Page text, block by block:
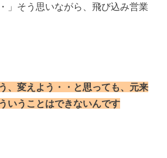
」そう思いながら、飛び込み営業
、変えよう・・と思っても、元来
いうことはできないんです